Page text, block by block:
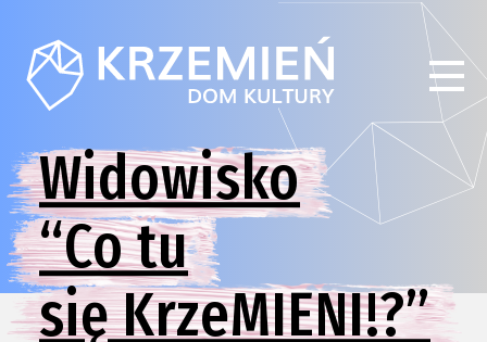
Widowisko
“Co tu
się KrzeMIENI!?”